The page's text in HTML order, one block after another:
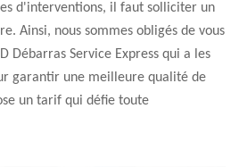
d'interventions, il faut solliciter un
Ainsi, nous sommes obligés de vous
Débarras Service Express qui a les
garantir une meilleure qualité de
un tarif qui défie toute